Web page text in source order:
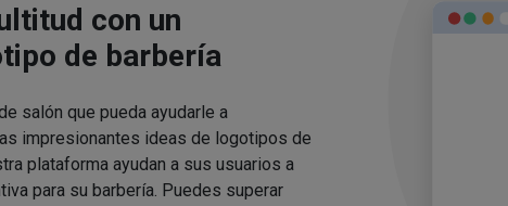
con un
de barbería
salón que pueda ayudarle a
impresionantes ideas de logotipos de
plataforma ayudan a sus usuarios a
para su barbería. Puedes superar